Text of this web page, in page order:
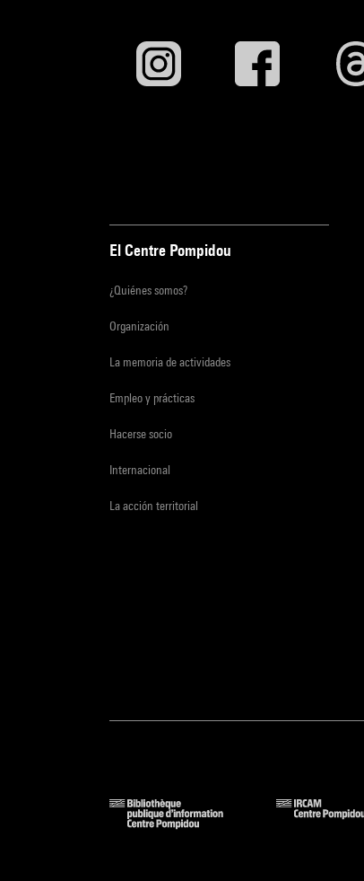
El Centre Pompidou
¿Quiénes somos?
Organización
La memoria de actividades
Empleo y prácticas
Hacerse socio
Internacional
La acción territorial